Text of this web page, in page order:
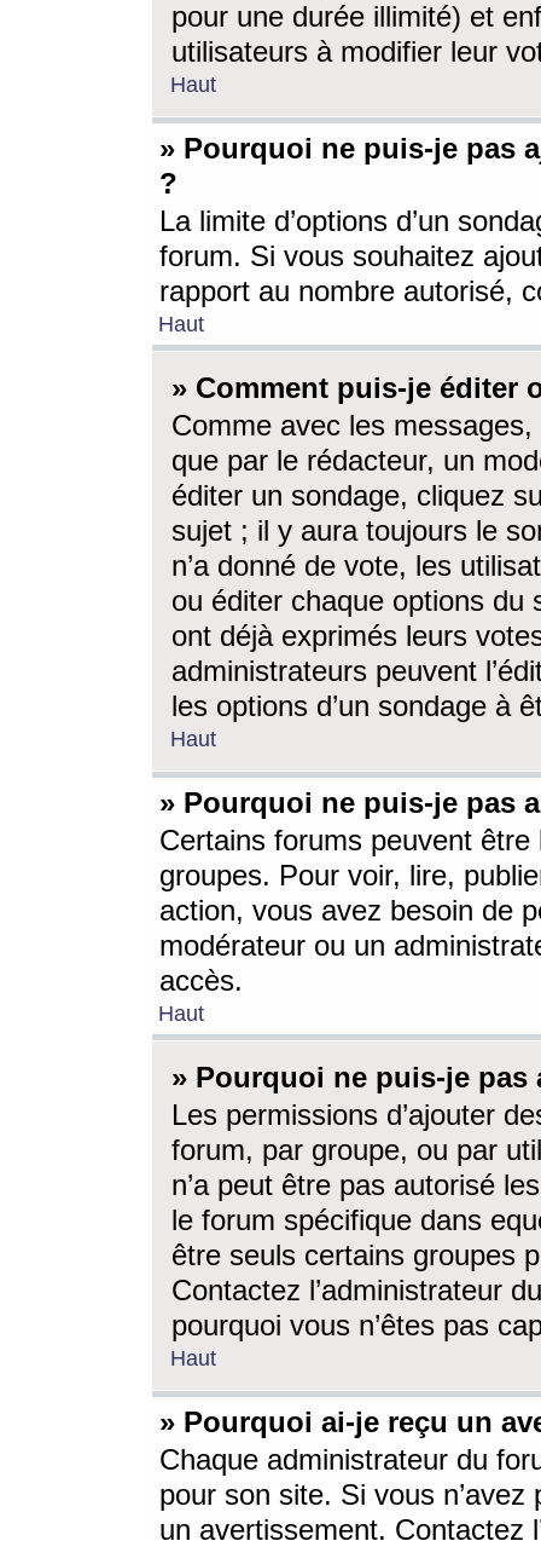
pour une durée illimité) et
utilisateurs à modifier leur
Haut
» Pourquoi ne puis-je pas
?
La limite d’options d’un
forum. Si vous souhaitez
rapport au nombre autorisé,
Haut
» Comment puis-je éditer
Comme avec les
que par le rédacteur, un
éditer un sondage, cliquez
sujet ; il y aura toujours le
n’a donné de vote, les
ou éditer chaque options du
ont déjà exprimés leurs
administrateurs peuvent
les options d’un sondage à
Haut
» Pourquoi ne puis-je pas
Certains forums peuvent être
groupes. Pour voir, lire,
action, vous avez besoin de
modérateur ou un
accès.
Haut
» Pourquoi ne puis-je
Les permissions d’ajouter
forum, par groupe, ou par
n’a peut être pas autorisé
le forum spécifique dans
être seuls certains groupes
Contactez l’administrateur
pourquoi vous n’êtes pas
Haut
» Pourquoi ai-je reçu un
Chaque administrateur du
pour son site. Si vous
un avertissement. Contactez